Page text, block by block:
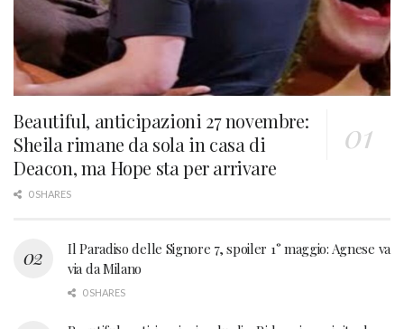
Beautiful, anticipazioni 27 novembre:
Sheila rimane da sola in casa di
Deacon, ma Hope sta per arrivare
0 SHARES
Il Paradiso delle Signore 7, spoiler 1° maggio: Agnese va
via da Milano
0 SHARES